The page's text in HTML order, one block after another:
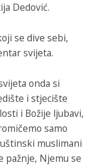
Dedović.
se dive sebi,
svijeta.
onda si
i stjecište
i Božije ljubavi,
samo
muslimani
pažnje, Njemu se